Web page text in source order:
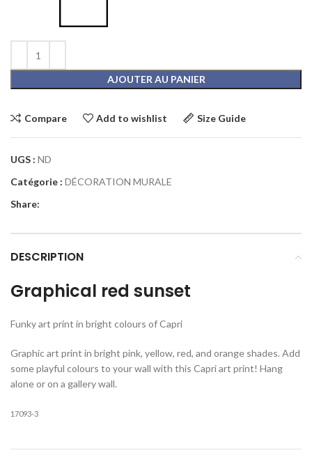
AJOUTER AU PANIER
Compare Add to wishlist Size Guide
UGS : ND
Catégorie : DÉCORATION MURALE
Share:
DESCRIPTION
Graphical red sunset
Funky art print in bright colours of Capri
Graphic art print in bright pink, yellow, red, and orange shades. Add
some playful colours to your wall with this Capri art print! Hang
alone or on a gallery wall.
17093-3